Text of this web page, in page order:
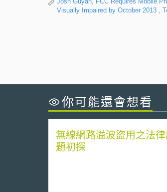
Visually Impaired by October 2013 ,
你可能還會想看
無線網路溢波盜用之法
題初探